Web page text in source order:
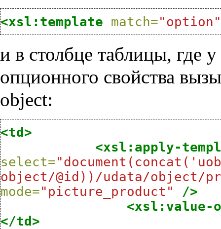
<xsl:template match=
и в столбце таблицы, где
опционного свойства
object:
<td>
<xsl:apply-
select=
object/@id))/udata/object/
mode="picture_product"
/>
<xsl:value-
</td>